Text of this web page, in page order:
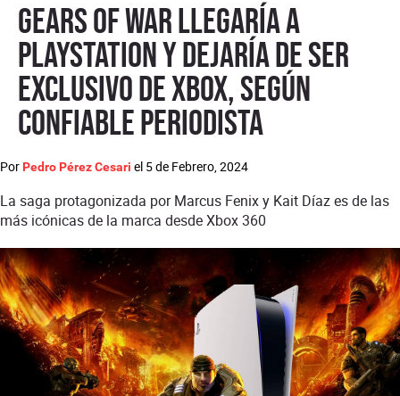
Gears of War llegaría a
PlayStation y dejaría de ser
exclusivo de Xbox, según
confiable periodista
Por Pedro Pérez Cesari el 5 de Febrero, 2024
La saga protagonizada por Marcus Fenix y Kait Díaz es de las
más icónicas de la marca desde Xbox 360